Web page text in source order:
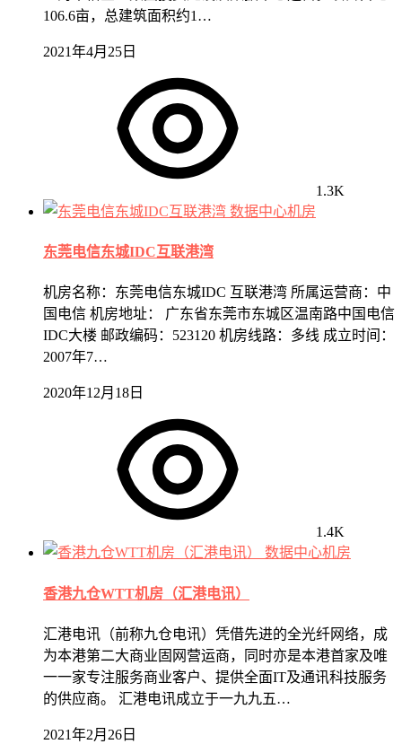
106.6亩，总建筑面积约1…
2021年4月25日
1.3K
数据中心机房
东莞电信东城IDC互联港湾
机房名称：东莞电信东城IDC 互联港湾 所属运营商：中
国电信 机房地址： 广东省东莞市东城区温南路中国电信
IDC大楼 邮政编码：523120 机房线路：多线 成立时间：
2007年7…
2020年12月18日
1.4K
数据中心机房
香港九仓WTT机房（汇港电讯）
汇港电讯（前称九仓电讯）凭借先进的全光纤网络，成
为本港第二大商业固网营运商，同时亦是本港首家及唯
一一家专注服务商业客户、提供全面IT及通讯科技服务
的供应商。 汇港电讯成立于一九九五…
2021年2月26日